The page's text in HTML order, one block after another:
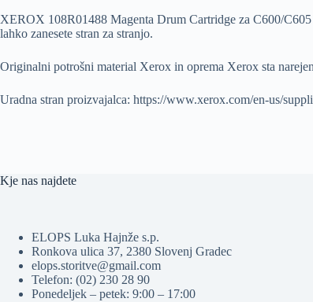
XEROX 108R01488 Magenta Drum Cartridge za C600/C605
lahko zanesete stran za stranjo.
Originalni potrošni material Xerox in oprema Xerox sta
Uradna stran proizvajalca: https://www.xerox.com/en-us/
Kje nas najdete
ELOPS Luka Hajnže s.p.
Ronkova ulica 37, 2380 Slovenj Gradec
elops.storitve@gmail.com
Telefon: (02) 230 28 90
Ponedeljek – petek: 9:00 – 17:00